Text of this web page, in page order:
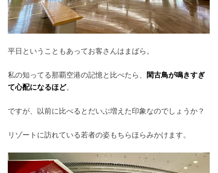
平日ということもあってお客さんはまばら。
私の知ってる那覇空港の記憶と比べたら、 閑古鳥が鳴きすぎ
て心配になるほど。
ですが、以前に比べるとだいぶ増えた印象なのでしょうか？
リゾートに訪れている若者の姿もちらほらみかけます。